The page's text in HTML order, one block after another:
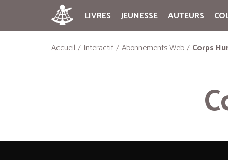
LIVRES JEUNESSE AUTEURS
Accueil Interactif Abonnements Web Corps